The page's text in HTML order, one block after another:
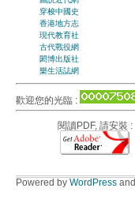
穿梭中國史
香港地方志
現代教育社
古代戰役網
閎博出版社
樂生活誌網
歡迎您的光臨 :
閱讀PDF, 請安裝 :
Powered by WordPress and